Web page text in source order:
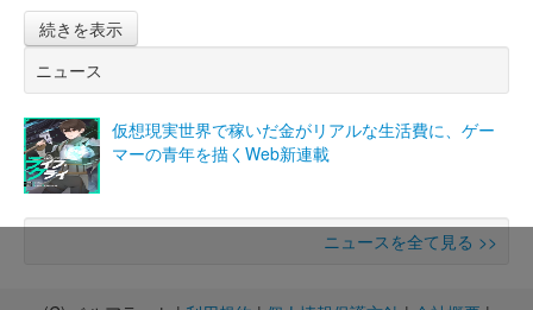
続きを表示
ニュース
仮想現実世界で稼いだ金がリアルな生活費に、ゲー
マーの青年を描くWeb新連載
ニュースを全て見る >>